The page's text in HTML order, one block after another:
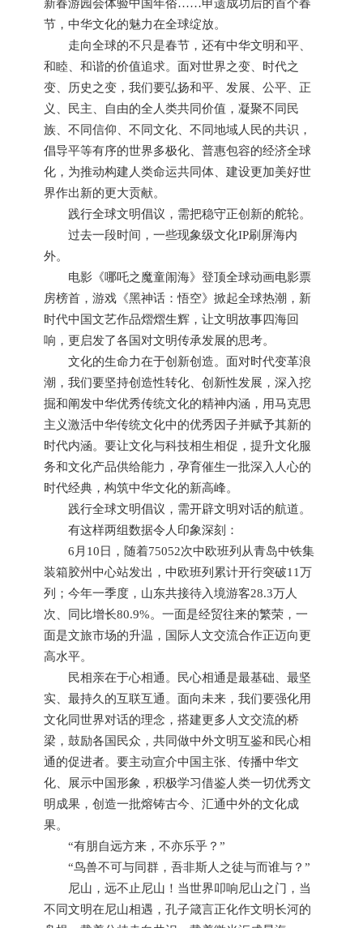
新春游园会体验中国年俗……申遗成功后的首个春
节，中华文化的魅力在全球绽放。
走向全球的不只是春节，还有中华文明和平、
和睦、和谐的价值追求。面对世界之变、时代之
变、历史之变，我们要弘扬和平、发展、公平、正
义、民主、自由的全人类共同价值，凝聚不同民
族、不同信仰、不同文化、不同地域人民的共识，
倡导平等有序的世界多极化、普惠包容的经济全球
化，为推动构建人类命运共同体、建设更加美好世
界作出新的更大贡献。
践行全球文明倡议，需把稳守正创新的舵轮。
过去一段时间，一些现象级文化IP刷屏海内
外。
电影《哪吒之魔童闹海》登顶全球动画电影票
房榜首，游戏《黑神话：悟空》掀起全球热潮，新
时代中国文艺作品熠熠生辉，让文明故事四海回
响，更启发了各国对文明传承发展的思考。
文化的生命力在于创新创造。面对时代变革浪
潮，我们要坚持创造性转化、创新性发展，深入挖
掘和阐发中华优秀传统文化的精神内涵，用马克思
主义激活中华传统文化中的优秀因子并赋予其新的
时代内涵。要让文化与科技相生相促，提升文化服
务和文化产品供给能力，孕育催生一批深入人心的
时代经典，构筑中华文化的新高峰。
践行全球文明倡议，需开辟文明对话的航道。
有这样两组数据令人印象深刻：
6月10日，随着75052次中欧班列从青岛中铁集
装箱胶州中心站发出，中欧班列累计开行突破11万
列；今年一季度，山东共接待入境游客28.3万人
次、同比增长80.9%。一面是经贸往来的繁荣，一
面是文旅市场的升温，国际人文交流合作正迈向更
高水平。
民相亲在于心相通。民心相通是最基础、最坚
实、最持久的互联互通。面向未来，我们要强化用
文化同世界对话的理念，搭建更多人文交流的桥
梁，鼓励各国民众，共同做中外文明互鉴和民心相
通的促进者。要主动宣介中国主张、传播中华文
化、展示中国形象，积极学习借鉴人类一切优秀文
明成果，创造一批熔铸古今、汇通中外的文化成
果。
“有朋自远方来，不亦乐乎？”
“鸟兽不可与同群，吾非斯人之徒与而谁与？”
尼山，远不止尼山！当世界叩响尼山之门，当
不同文明在尼山相遇，孔子箴言正化作文明长河的